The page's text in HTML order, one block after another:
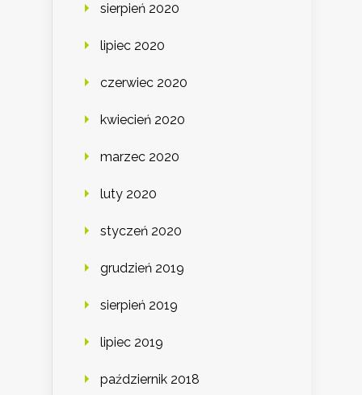
sierpień 2020
lipiec 2020
czerwiec 2020
kwiecień 2020
marzec 2020
luty 2020
styczeń 2020
grudzień 2019
sierpień 2019
lipiec 2019
październik 2018